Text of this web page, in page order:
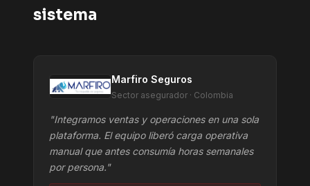
sistema
Marfiro Seguros
Sector asegurador · Colombia
"Integramos ventas y operaciones en una sola
plataforma. El equipo liberó carga operativa
manual que antes consumía horas semanales
por persona."